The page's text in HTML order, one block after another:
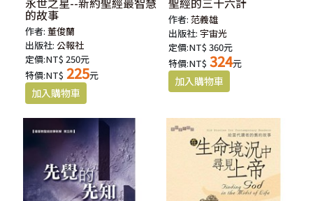
的故事
作者:董俊蘭
出版社:公報社
定價:NT$ 250元
特價:NT$ 225元
作者:范義雄
出版社: 宇宙光
定價:NT$ 360元
特價:NT$ 324元